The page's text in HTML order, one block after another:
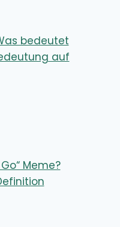
bedeutet
auf
Meme?